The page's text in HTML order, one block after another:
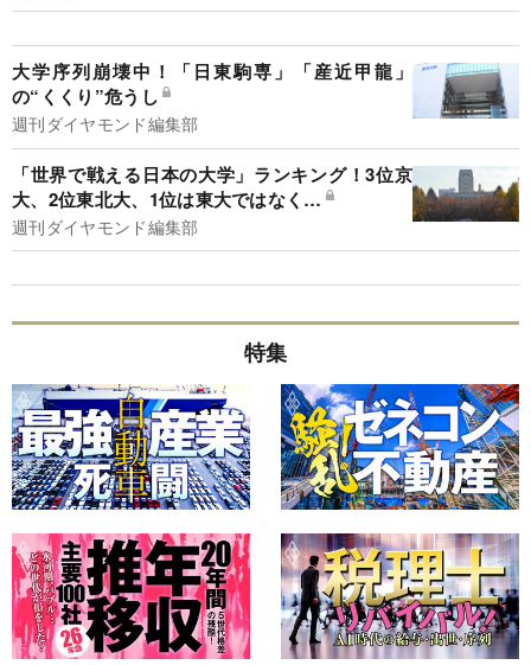
大学序列崩壊中！「日東駒専」「産近甲龍」
の“くくり”危うし
週刊ダイヤモンド編集部
「世界で戦える日本の大学」ランキング！3位京
大、2位東北大、1位は東大ではなく…
週刊ダイヤモンド編集部
特集